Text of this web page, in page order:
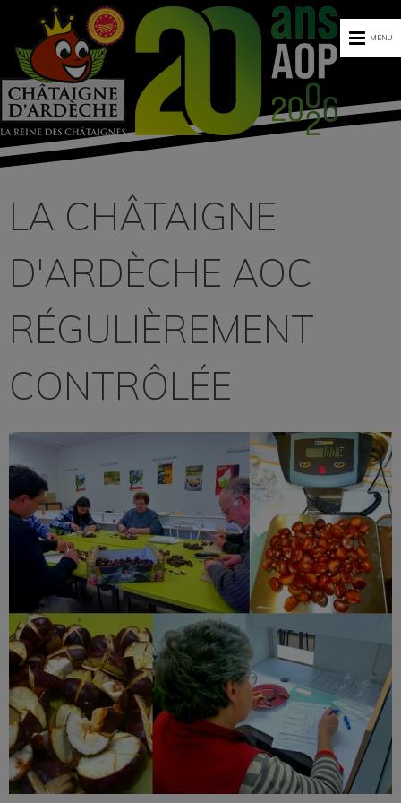
MENU
LA CHÂTAIGNE
D'ARDÈCHE AOC
RÉGULIÈREMENT
CONTRÔLÉE